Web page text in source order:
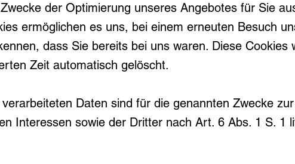
der Optimierung unseres Angebotes für Sie
ermöglichen es uns, bei einem erneuten Besuch
dass Sie bereits bei uns waren. Diese Cookies
Zeit automatisch gelöscht.
Daten sind für die genannten Zwecke
Interessen sowie der Dritter nach Art. 6 Abs. 1 S. 1